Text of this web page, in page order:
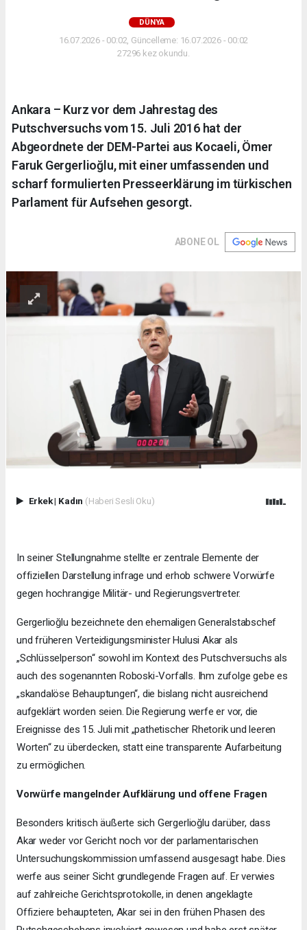
DÜNYA
16.07.2026 - 00:02, Güncelleme: 16.07.2026 - 00:02
27296 kez okundu.
Ankara – Kurz vor dem Jahrestag des
Putschversuchs vom 15. Juli 2016 hat der
Abgeordnete der DEM-Partei aus Kocaeli, Ömer
Faruk Gergerlioğlu, mit einer umfassenden und
scharf formulierten Presseerklärung im türkischen
Parlament für Aufsehen gesorgt.
ABONE OL
Erkek| Kadın (Haberi Sesli Oku)
In seiner Stellungnahme stellte er zentrale Elemente der
offiziellen Darstellung infrage und erhob schwere Vorwürfe
gegen hochrangige Militär- und Regierungsvertreter.
Gergerlioğlu bezeichnete den ehemaligen Generalstabschef
und früheren Verteidigungsminister Hulusi Akar als
„Schlüsselperson“ sowohl im Kontext des Putschversuchs als
auch des sogenannten Roboski-Vorfalls. Ihm zufolge gebe es
„skandalöse Behauptungen“, die bislang nicht ausreichend
aufgeklärt worden seien. Die Regierung werfe er vor, die
Ereignisse des 15. Juli mit „pathetischer Rhetorik und leeren
Worten“ zu überdecken, statt eine transparente Aufarbeitung
zu ermöglichen.
Vorwürfe mangelnder Aufklärung und offene Fragen
Besonders kritisch äußerte sich Gergerlioğlu darüber, dass
Akar weder vor Gericht noch vor der parlamentarischen
Untersuchungskommission umfassend ausgesagt habe. Dies
werfe aus seiner Sicht grundlegende Fragen auf. Er verwies
auf zahlreiche Gerichtsprotokolle, in denen angeklagte
Offiziere behaupteten, Akar sei in den frühen Phasen des